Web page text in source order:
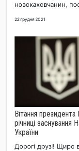
новокаховчанин,
22 грудня 2021
Вітання
річниці заснування
України
Дорогі друзі! Щиро